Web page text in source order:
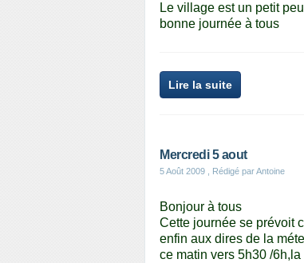
Le village est un petit
bonne journée à tous
Lire la suite
Mercredi 5 aout
5 Août 2009 , Rédigé par Antoine
Bonjour à tous
Cette journée se prévoit
enfin aux dires de la
ce matin vers 5h30 /